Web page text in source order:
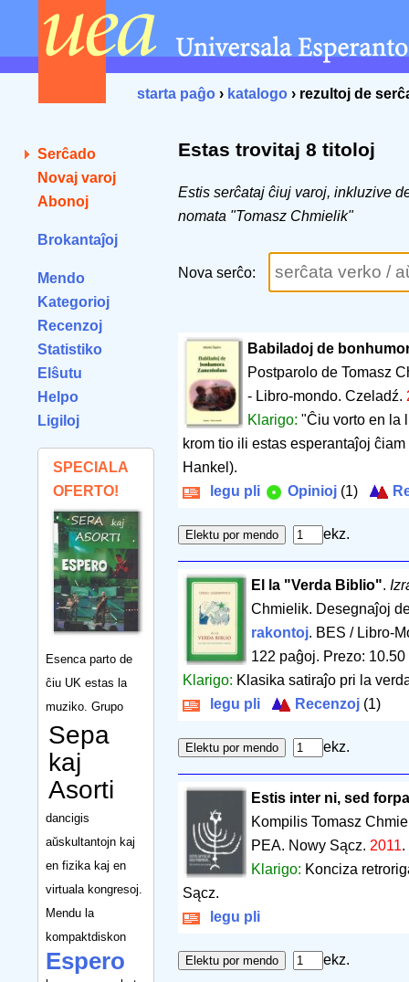
starta paĝo › katalogo › rezultoj de
Serĉado
Novaj varoj
Abonoj
Brokantaĵoj
Mendo
Kategorioj
Recenzoj
Statistiko
Elŝutu
Helpo
Ligiloj
SPECIALA
OFERTO!
Esenca parto de
ĉiu UK estas la
muziko. Grupo
Sepa
kaj
Asorti
dancigis
aŭskultantojn kaj
en fizika kaj en
virtuala kongresoj.
Mendu la
kompaktdiskon
Espero
Estas trovitaj 8 titoloj
Estis serĉataj ĉiuj varoj, inkluzive
nomata "Tomasz Chmielik"
Nova serĉo:
Babiladoj de
Postparolo de Tomasz
- Libro-mondo. Czeladź.
Klarigo:"Ĉiu vorto en la
krom tio ili estas esperantaĵoj
Hankel).
legu pli
Opinioj (1)
ekz.
El la "Verda Biblio".
Chmielik. Desegnaĵoj
rakontoj. BES / Libro-
122 paĝoj. Prezo: 10.50
Klarigo: Klasika satiraĵo pri la
legu pli
Recenzoj (1)
ekz.
Estis inter ni, sed
Kompilis Tomasz
PEA. Nowy Sącz. 2011.
Klarigo: Konciza
Sącz.
legu pli
ekz.